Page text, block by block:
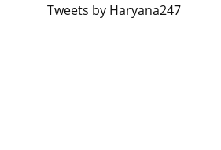
Tweets by Haryana247